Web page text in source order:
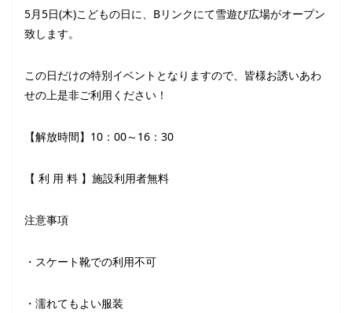
5月5日(木)こどもの日に、Bリンクにて雪遊び広場がオープン
致します。
この日だけの特別イベントとなりますので、皆様お誘いあわ
せの上是非ご利用ください！
【解放時間】10：00～16：30
【 利 用 料 】施設利用者無料
注意事項
・スケート靴での利用不可
・濡れてもよい服装